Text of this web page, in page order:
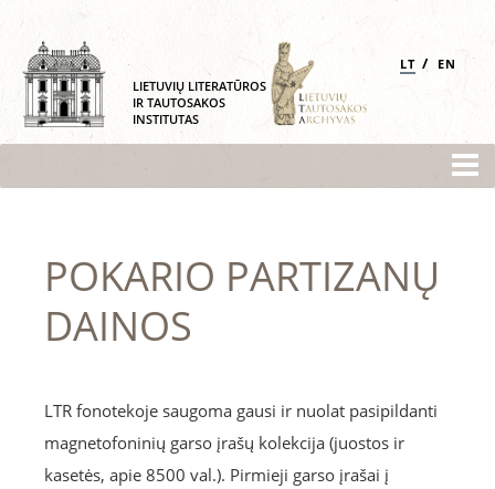
LIETUVIŲ LITERATŪROS
IR TAUTOSAKOS
INSTITUTAS
LT / EN
POKARIO PARTIZANŲ
DAINOS
LTR fonotekoje saugoma gausi ir nuolat pasipildanti
magnetofoninių garso įrašų kolekcija (juostos ir
kasetės, apie 8500 val.). Pirmieji garso įrašai į